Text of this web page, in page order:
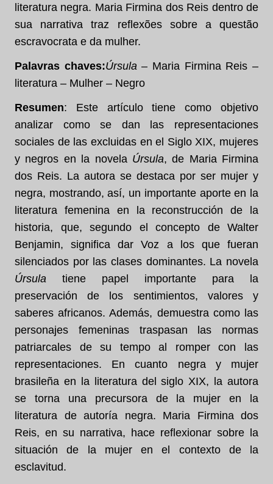
literatura negra. Maria Firmina dos Reis dentro de
sua narrativa traz reflexões sobre a questão
escravocrata e da mulher.
Palavras chaves:Úrsula – Maria Firmina Reis –
literatura – Mulher – Negro
Resumen: Este artículo tiene como objetivo
analizar como se dan las representaciones
sociales de las excluidas en el Siglo XIX, mujeres
y negros en la novela Úrsula, de Maria Firmina
dos Reis. La autora se destaca por ser mujer y
negra, mostrando, así, un importante aporte en la
literatura femenina en la reconstrucción de la
historia, que, segundo el concepto de Walter
Benjamin, significa dar Voz a los que fueran
silenciados por las clases dominantes. La novela
Úrsula tiene papel importante para la
preservación de los sentimientos, valores y
saberes africanos. Además, demuestra como las
personajes femeninas traspasan las normas
patriarcales de su tempo al romper con las
representaciones. En cuanto negra y mujer
brasileña en la literatura del siglo XIX, la autora
se torna una precursora de la mujer en la
literatura de autoría negra. Maria Firmina dos
Reis, en su narrativa, hace reflexionar sobre la
situación de la mujer en el contexto de la
esclavitud.